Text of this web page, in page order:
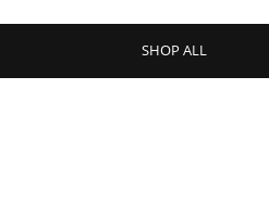
SHOP ALL